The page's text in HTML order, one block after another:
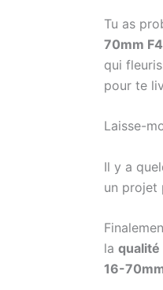
Tu as
70mm F4
qui
pour te
Laisse-
Il y a
un projet
la qualité
16-